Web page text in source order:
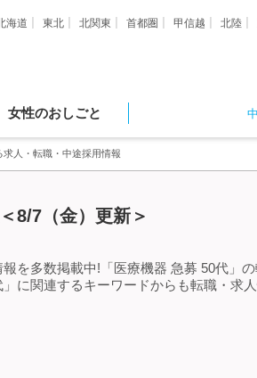
海道 東北 北関東 首都圏 甲信越 北陸
女性のおしごと
人・転職・中途採用情報
8/7（金）更新＞
を多数掲載中!「医療機器 急募 50代」
に関連するキーワードからも転職・求